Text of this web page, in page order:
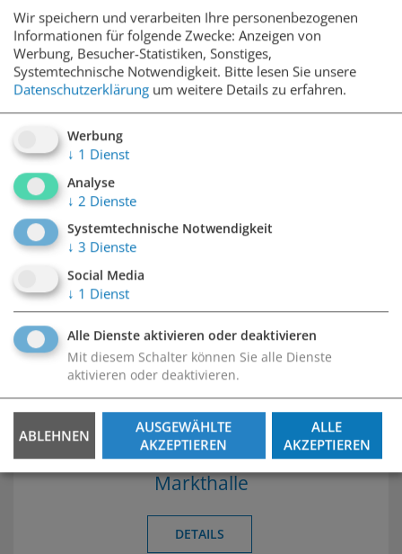
6020 Innsbruck,
Tourist Center
6020 Innsbruck,
DETAILS
6020 Innsbruck,
Markthalle
DETAILS
Wir speichern und verarbeiten Ihre personenbezogenen
Informationen für folgende Zwecke: Anzeigen von
Werbung, Besucher-Statistiken, Sonstiges,
Systemtechnische Notwendigkeit. Bitte lesen Sie unsere
Datenschutzerklärung um weitere Details zu erfahren.
Werbung
↓ 1 Dienst
Analyse
↓ 2 Dienste
Systemtechnische Notwendigkeit
↓ 3 Dienste
Social Media
↓ 1 Dienst
Alle Dienste aktivieren oder deaktivieren
Mit diesem Schalter können Sie alle Dienste
aktivieren oder deaktivieren.
ABLEHNEN
AUSGEWÄHLTE
AKZEPTIEREN
ALLE
AKZEPTIEREN